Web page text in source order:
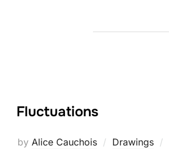
Fluctuations
by Alice Cauchois Drawings